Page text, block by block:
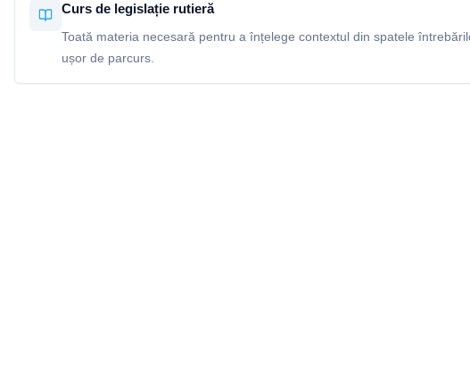
Curs de legislație rutieră
Toată materia necesară pentru a înțelege contextul din spatele
ușor de parcurs.